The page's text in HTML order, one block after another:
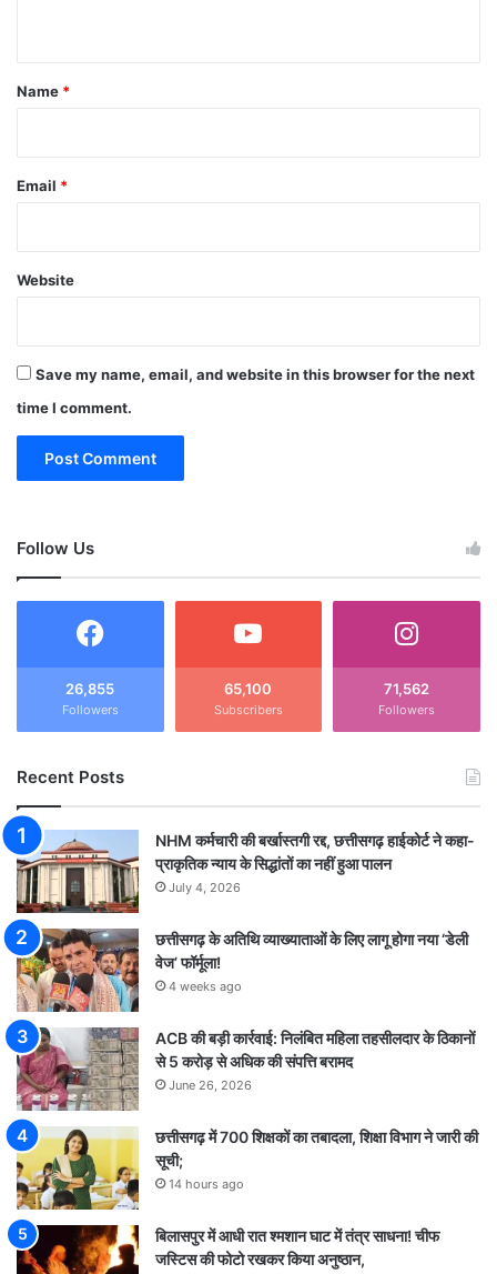
*
Name *
Email *
Website
Save my name, email, and website in this browser for the next
time I comment.
Follow Us
26,855
Followers
65,100
Subscribers
71,562
Followers
Recent Posts
NHM कर्मचारी की बर्खास्तगी रद्द, छत्तीसगढ़ हाईकोर्ट ने कहा-
प्राकृतिक न्याय के सिद्धांतों का नहीं हुआ पालन
July 4, 2026
छत्तीसगढ़ के अतिथि व्याख्याताओं के लिए लागू होगा नया ‘डेली
वेज’ फॉर्मूला!
4 weeks ago
ACB की बड़ी कार्रवाई: निलंबित महिला तहसीलदार के ठिकानों
से 5 करोड़ से अधिक की संपत्ति बरामद
June 26, 2026
छत्तीसगढ़ में 700 शिक्षकों का तबादला, शिक्षा विभाग ने जारी की
सूची;
14 hours ago
बिलासपुर में आधी रात श्मशान घाट में तंत्र साधना! चीफ
जस्टिस की फोटो रखकर किया अनुष्ठान,